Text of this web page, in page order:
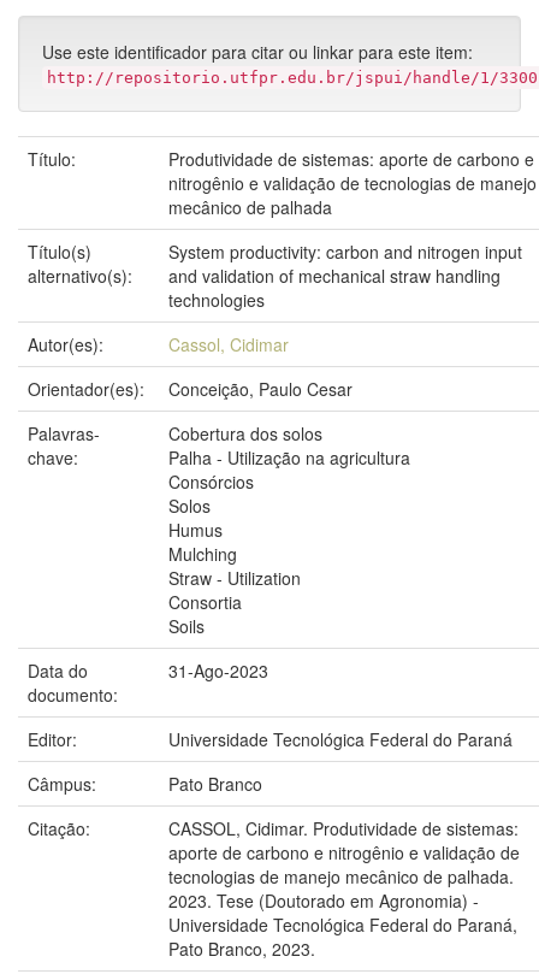
Use este identificador para citar ou linkar para este item:
http://repositorio.utfpr.edu.br/jspui/handle/1/
Título:
Produtividade de sistemas: aporte de carbono e
nitrogênio e validação de tecnologias de manejo
mecânico de palhada
Título(s)
alternativo(s):
System productivity: carbon and nitrogen input
and validation of mechanical straw handling
technologies
Autor(es):
Cassol, Cidimar
Orientador(es):
Conceição, Paulo Cesar
Palavras-
chave:
Cobertura dos solos
Palha - Utilização na agricultura
Consórcios
Solos
Humus
Mulching
Straw - Utilization
Consortia
Soils
Data do
documento:
31-Ago-2023
Editor:
Universidade Tecnológica Federal do Paraná
Câmpus:
Pato Branco
Citação:
CASSOL, Cidimar. Produtividade de sistemas:
aporte de carbono e nitrogênio e validação de
tecnologias de manejo mecânico de palhada.
2023. Tese (Doutorado em Agronomia) -
Universidade Tecnológica Federal do Paraná,
Pato Branco, 2023.